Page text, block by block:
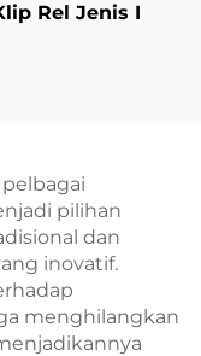
Rel Jenis I
pilihan
dan
inovatif.
menghilangkan